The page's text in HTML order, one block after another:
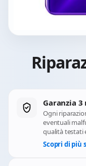
Garanzia 3
Ogni
eventuali
qualità testati
Scopri di più